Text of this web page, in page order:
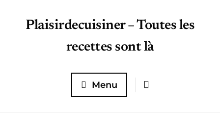
Plaisirdecuisiner – Toutes les
recettes sont là
Menu